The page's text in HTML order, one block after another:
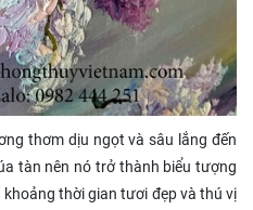
thơm dịu ngọt và sâu lắng đến
tàn nên nó trở thành biểu tượng
thời gian tươi đẹp và thú vị